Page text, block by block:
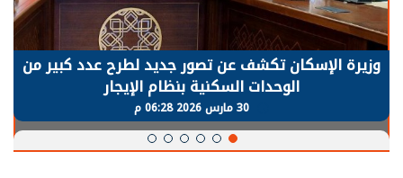
وزيرة الإسكان تكشف عن تصور جديد لطرح عدد كبير من
الوحدات السكنية بنظام الإيجار